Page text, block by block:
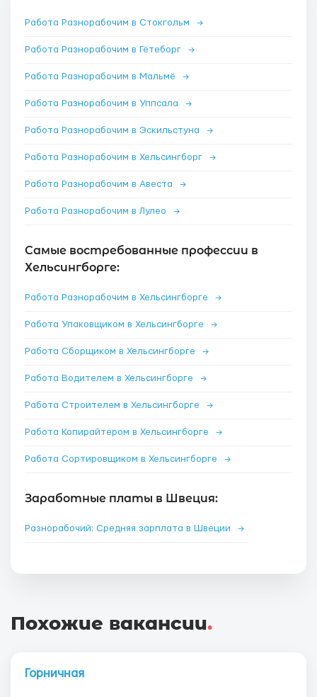
Работа Разнорабочим в Стокгольм →
Работа Разнорабочим в Гётеборг →
Работа Разнорабочим в Мальмё →
Работа Разнорабочим в Уппсала →
Работа Разнорабочим в Эскильстуна →
Работа Разнорабочим в Хельсингборг →
Работа Разнорабочим в Авеста →
Работа Разнорабочим в Лулео →
Самые востребованные профессии в
Хельсингборге:
Работа Разнорабочим в Хельсингборге →
Работа Упаковщиком в Хельсингборге →
Работа Сборщиком в Хельсингборге →
Работа Водителем в Хельсингборге →
Работа Строителем в Хельсингборге →
Работа Копирайтером в Хельсингборге →
Работа Сортировщиком в Хельсингборге →
Заработные платы в Швеция:
Разнорабочий: Средняя зарплата в Швеции →
Похожие вакансии.
Горничная